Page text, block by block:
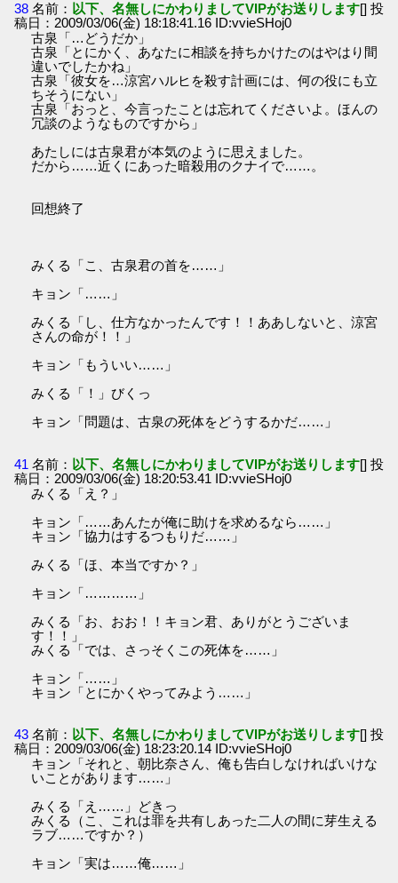
38 名前： 以下、名無しにかわりましてVIPがお送りします[] 投
稿日：2009/03/06(金) 18:18:41.16 ID:vvieSHoj0
古泉「…どうだか」
古泉「とにかく、あなたに相談を持ちかけたのはやはり間
違いでしたかね」
古泉「彼女を…涼宮ハルヒを殺す計画には、何の役にも立
ちそうにない」
古泉「おっと、今言ったことは忘れてくださいよ。ほんの
冗談のようなものですから」
あたしには古泉君が本気のように思えました。
だから……近くにあった暗殺用のクナイで……。
回想終了
みくる「こ、古泉君の首を……」
キョン「……」
みくる「し、仕方なかったんです！！ああしないと、涼宮
さんの命が！！」
キョン「もういい……」
みくる「！」びくっ
キョン「問題は、古泉の死体をどうするかだ……」
41 名前： 以下、名無しにかわりましてVIPがお送りします[] 投
稿日：2009/03/06(金) 18:20:53.41 ID:vvieSHoj0
みくる「え？」
キョン「……あんたが俺に助けを求めるなら……」
キョン「協力はするつもりだ……」
みくる「ほ、本当ですか？」
キョン「…………」
みくる「お、おお！！キョン君、ありがとうございま
す！！」
みくる「では、さっそくこの死体を……」
キョン「……」
キョン「とにかくやってみよう……」
43 名前： 以下、名無しにかわりましてVIPがお送りします[] 投
稿日：2009/03/06(金) 18:23:20.14 ID:vvieSHoj0
キョン「それと、朝比奈さん、俺も告白しなければいけな
いことがあります……」
みくる「え……」どきっ
みくる（こ、これは罪を共有しあった二人の間に芽生える
ラブ……ですか？）
キョン「実は……俺……」